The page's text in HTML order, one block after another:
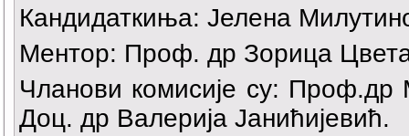
Кандидаткиња: Јелена
Ментор: Проф. др Зорица
Чланови комисије су:
Доц. др Валерија Јанићијевић.